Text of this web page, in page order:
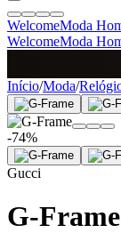
WelcomeModa
WelcomeModa
SINCE 2005
+de 36.000 reviews
Início/Moda/
-74%
Gucci
G-Frame